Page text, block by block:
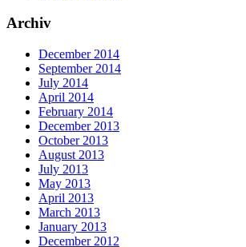
Archiv
December 2014
September 2014
July 2014
April 2014
February 2014
December 2013
October 2013
August 2013
July 2013
May 2013
April 2013
March 2013
January 2013
December 2012